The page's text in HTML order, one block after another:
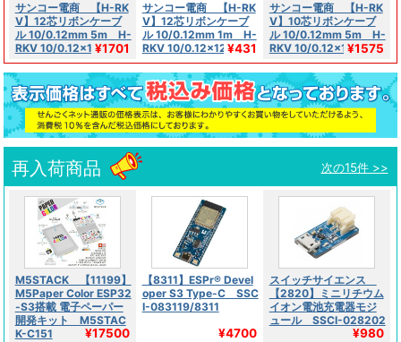
サンコー電商 【H-RK
V】12芯リボンケーブ
ル 10/0.12mm 5m H-
RKV 10/0.12×12R L-5
¥1701
サンコー電商 【H-RK
V】12芯リボンケーブ
ル 10/0.12mm 1m H-
RKV 10/0.12×12R L-1
¥431
サンコー電商 【H-RK
V】10芯リボンケーブ
ル 10/0.12mm 5m H-
RKV 10/0.12×10R L-5
¥1575
再入荷商品 次の15件 >>
M5STACK 【11199】
M5Paper Color ESP32
-S3搭載 電子ペーパー
開発キット M5STAC
K-C151
¥17500
【8311】ESPr® Devel
oper S3 Type-C SSC
I-083119/8311
¥4700
スイッチサイエンス
【2820】ミニリチウム
イオン電池充電器モジ
ュール SSCI-028202
¥980